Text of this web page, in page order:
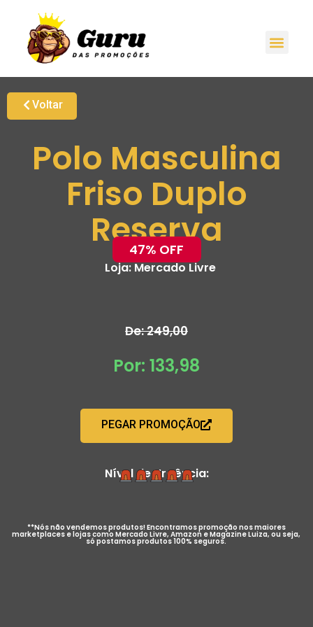
Voltar
Polo Masculina
Friso Duplo
Reserva
47% OFF
Loja:Mercado Livre
De: 249,00
Por: 133,98
PEGAR PROMOÇÃO
Nível de Urgência:
**Nós não vendemos produtos! Encontramos promoção nos maiores
marketplaces e lojas como Mercado Livre, Amazon e Magazine Luiza, ou seja,
só postamos produtos 100% seguros.